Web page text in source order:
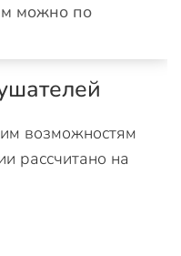
можно по
возможностям
рассчитано на